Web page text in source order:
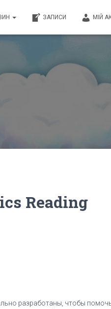
ЗАПИСИ МІЙ
Reading
разработаны, чтобы